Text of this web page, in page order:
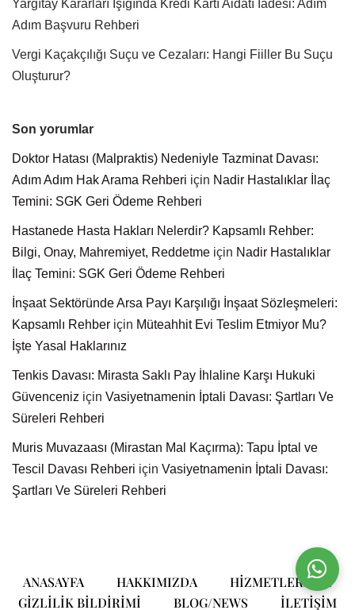
Yargıtay Kararları Işığında Kredi Kartı Aidatı İadesi: Adım
Adım Başvuru Rehberi
Vergi Kaçakçılığı Suçu ve Cezaları: Hangi Fiiller Bu Suçu
Oluşturur?
Son yorumlar
Doktor Hatası (Malpraktis) Nedeniyle Tazminat Davası:
Adım Adım Hak Arama Rehberi için Nadir Hastalıklar İlaç
Temini: SGK Geri Ödeme Rehberi
Hastanede Hasta Hakları Nelerdir? Kapsamlı Rehber:
Bilgi, Onay, Mahremiyet, Reddetme için Nadir Hastalıklar
İlaç Temini: SGK Geri Ödeme Rehberi
İnşaat Sektöründe Arsa Payı Karşılığı İnşaat Sözleşmeleri:
Kapsamlı Rehber için Müteahhit Evi Teslim Etmiyor Mu?
İşte Yasal Haklarınız
Tenkis Davası: Mirasta Saklı Pay İhlaline Karşı Hukuki
Güvenceniz için Vasiyetnamenin İptali Davası: Şartları Ve
Süreleri Rehberi
Muris Muvazaası (Mirastan Mal Kaçırma): Tapu İptal ve
Tescil Davası Rehberi için Vasiyetnamenin İptali Davası:
Şartları Ve Süreleri Rehberi
ANASAYFA HAKKIMIZDA
HIZMETLERIMIZ
GIZLILIK BILDIRIMI
BLOG/NEWS ILETIŞIM